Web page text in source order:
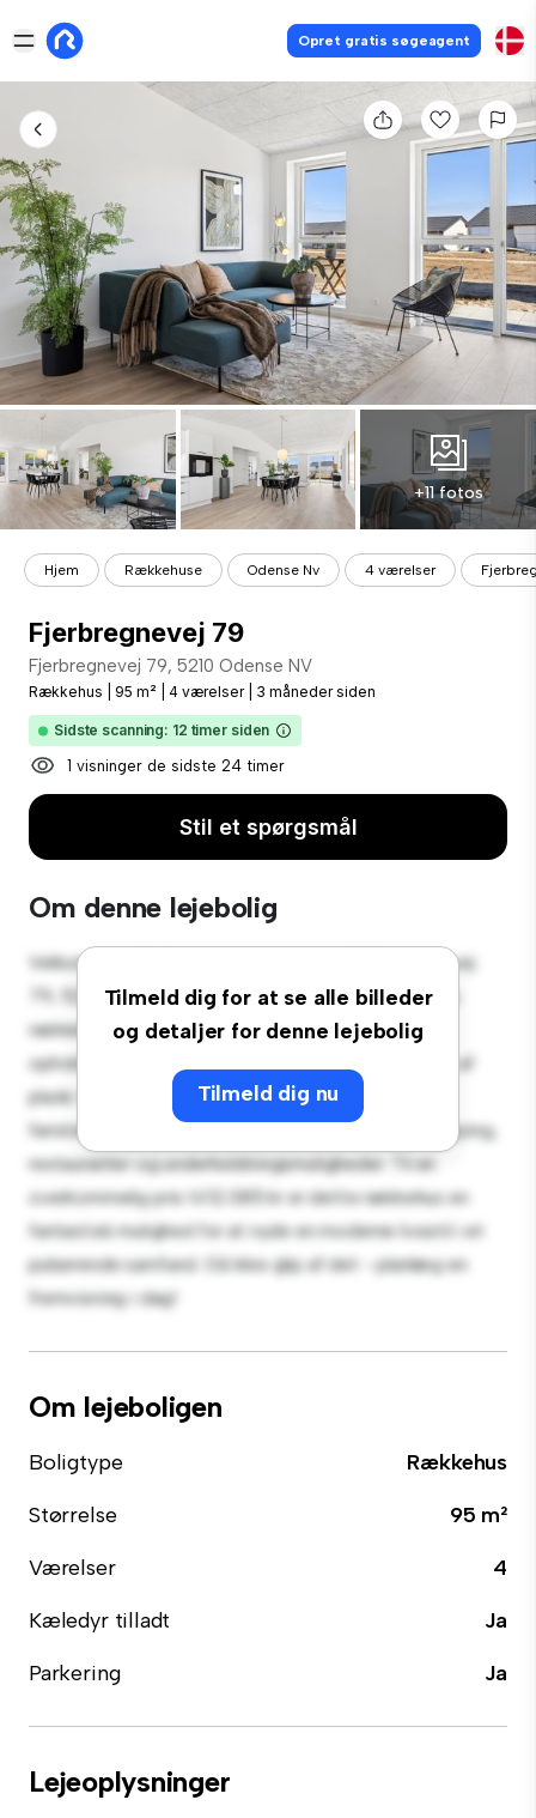
Opret gratis søgeagent
+11 fotos
Hjem Rækkehuse Odense Nv 4 værelser
Fjerbregnevej 79
Fjerbregnevej 79, 5210 Odense NV
Rækkehus 95 m² 4 værelser 3 måneder siden
Sidste scanning: 12 timer siden
1 visninger de sidste 24 timer
Stil et spørgsmål
Om denne lejebolig
Tilmeld dig for at se alle billeder
og detaljer for denne lejebolig
Tilmeld dig nu
Velkommen til dit nye byhusreservat på Fjerbregnevej
79, 5210 Odense NV! Dette rummelige 4-værelses
rækkehus tilbyder et moderne og komfortabelt
opholdsrum. Det veldesignede layout giver masser af
plads til afslapning og underholdning. Med sin
førsteklasses beliggenhed vil du være tæt på shopping,
restauranter og underholdningsmuligheder. Til en
overkommelig pris til 12.085 kr er dette rækkehus en
fantastisk mulighed for at nyde en moderne livsstil i et
pulserende samfund. Gå ikke glip af det - planlæg en
fremvisning i dag!
Om lejeboligen
Boligtype
Rækkehus
Størrelse
95 m²
Værelser
4
Kæledyr tilladt
Ja
Parkering
Ja
Lejeoplysninger